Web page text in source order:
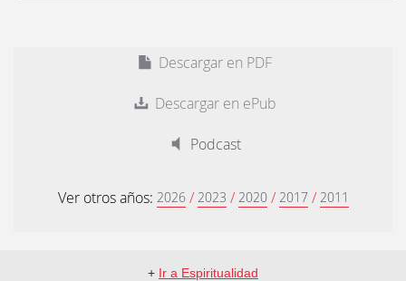
Descargar en PDF
Descargar en ePub
Podcast
Ver otros años: 2026 / 2023 / 2020 / 2017 / 2011
+ Ir a Espiritualidad